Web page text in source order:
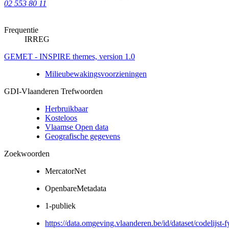
02 553 80 11
Frequentie
IRREG
GEMET - INSPIRE themes, version 1.0
Milieubewakingsvoorzieningen
GDI-Vlaanderen Trefwoorden
Herbruikbaar
Kosteloos
Vlaamse Open data
Geografische gegevens
Zoekwoorden
MercatorNet
OpenbareMetadata
1-publiek
https://data.omgeving.vlaanderen.be/id/dataset/codelijst-